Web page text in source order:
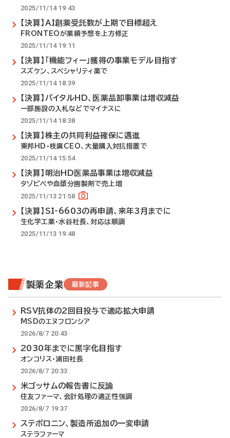
2025/11/14 19:43
【決算】AI創薬受託数が上期で目標超え
FRONTEOが業績予想を上方修正
2025/11/14 19:11
【決算】「機能フィー」獲得の事業モデル目指す
スズケン、スペシャリティ薬で
2025/11/14 18:39
【決算】バイタルHD、医薬品卸事業は増収減益
一部施設の入札などでマイナスに
2025/11/14 18:38
【決算】株主の共同利益確保に邁進
東邦HD・枝廣CEO、大量購入対抗措置で
2025/11/14 15:54
【決算】明治HD医薬品事業は増収減益
タゾピペや血漿分画製剤で売上増
2025/11/13 21:58
【決算】SI-6603の再申請、来年3月までに
生化学工業・水谷社長、対応は順調
2025/11/13 19:48
製薬企業 最新記事
RSV抗体の2回目投与で適応拡大申請
MSDのエヌフロンシア
2026/8/7 20:43
2030年までに黒字化目指す
オンコリス・浦田社長
2026/8/7 20:33
米ゴッサムの報告書に反論
住友ファーマ、会計処理の適正性強調
2026/8/7 19:37
ステボロニン、製造所追加の一変申請
ステラファーマ